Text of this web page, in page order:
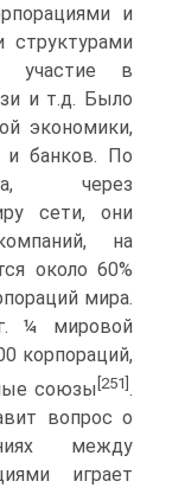
и
структурами
участие в
и т.д. Было
экономики,
и банков. По
через
сети, они
на
около 60%
мира.
¼ мировой
корпораций,
союзы [251].
вопрос о
между
играет